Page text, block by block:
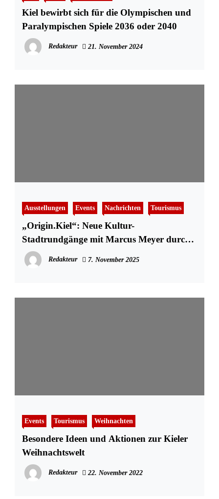
Kiel bewirbt sich für die Olympischen und
Paralympischen Spiele 2036 oder 2040
Redakteur 21. November 2024
Ausstellungen Events Nachrichten Tourismus
„Origin.Kiel“: Neue Kultur-
Stadtrundgänge mit Marcus Meyer durch
stadtweite Ausstellung
Redakteur 7. November 2025
Events Tourismus Weihnachten
Besondere Ideen und Aktionen zur Kieler
Weihnachtswelt
Redakteur 22. November 2022